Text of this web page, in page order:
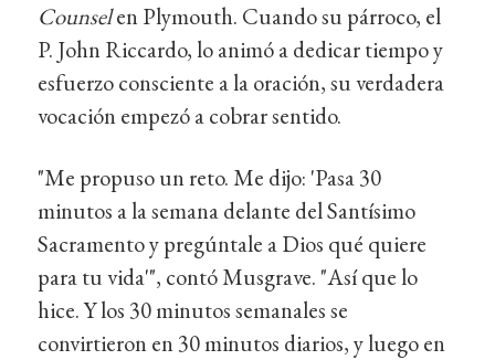
Counselen Plymouth. Cuando su párroco, el
P. John Riccardo, lo animó a dedicar tiempo y
esfuerzo consciente a la oración, su verdadera
vocación empezó a cobrar sentido.
"Me propuso un reto. Me dijo: 'Pasa 30
minutos a la semana delante del Santísimo
Sacramento y pregúntale a Dios qué quiere
para tu vida'", contó Musgrave. "Así que lo
hice. Y los 30 minutos semanales se
convirtieron en 30 minutos diarios, y luego en